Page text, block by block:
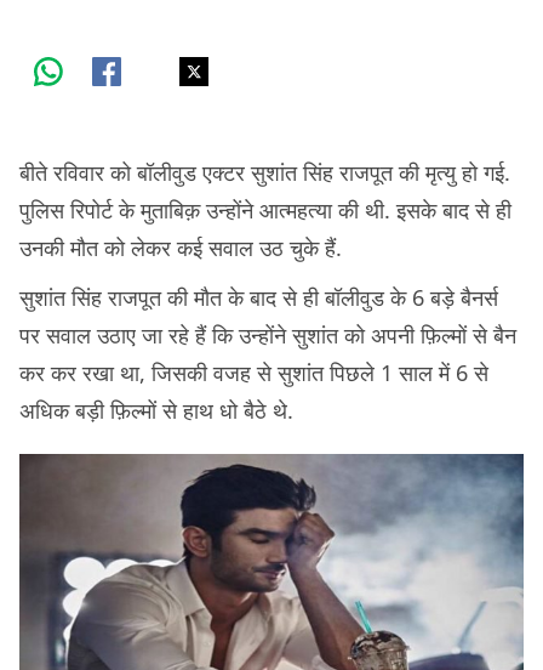
बीते रविवार को बॉलीवुड एक्टर सुशांत सिंह राजपूत की मृत्यु हो गई.
पुलिस रिपोर्ट के मुताबिक़ उन्होंने आत्महत्या की थी. इसके बाद से ही
उनकी मौत को लेकर कई सवाल उठ चुके हैं.
सुशांत सिंह राजपूत की मौत के बाद से ही बॉलीवुड के 6 बड़े बैनर्स
पर सवाल उठाए जा रहे हैं कि उन्होंने सुशांत को अपनी फ़िल्मों से बैन
कर कर रखा था, जिसकी वजह से सुशांत पिछले 1 साल में 6 से
अधिक बड़ी फ़िल्मों से हाथ धो बैठे थे.